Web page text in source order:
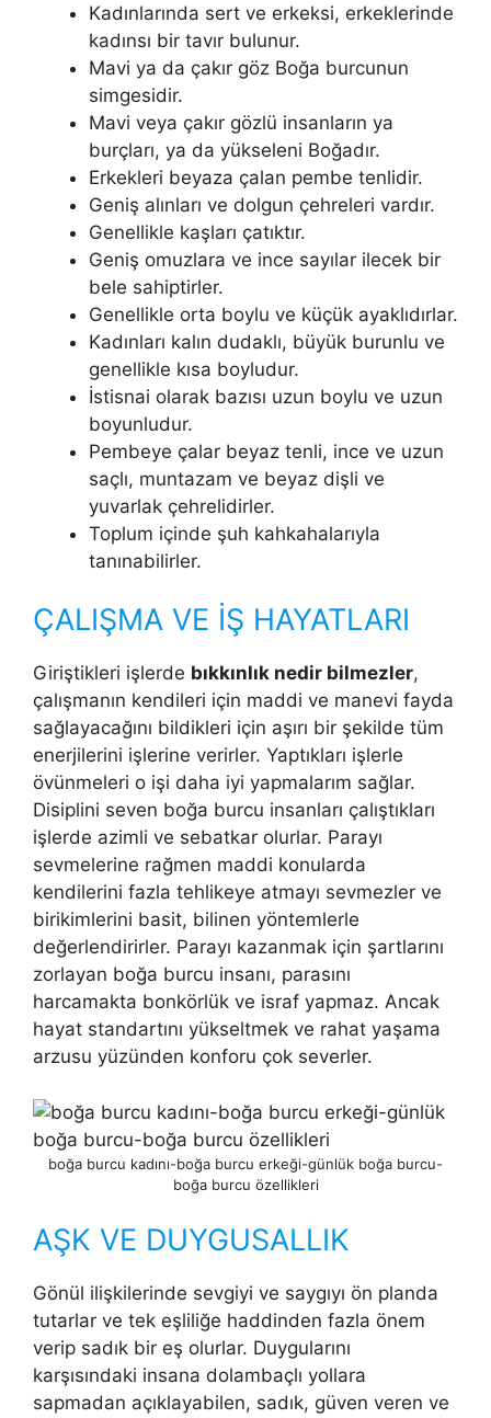
Kadınlarında sert ve erkeksi, erkeklerinde
kadınsı bir tavır bulunur.
Mavi ya da çakır göz Boğa burcunun
simgesidir.
Mavi veya çakır gözlü insanların ya
burçları, ya da yükseleni Boğadır.
Erkekleri beyaza çalan pembe tenlidir.
Geniş alınları ve dolgun çeh­releri vardır.
Genellikle kaşları çatıktır.
Geniş omuzlara ve ince sayılar ilecek bir
bele sahiptirler.
Genellikle orta boylu ve küçük ayaklıdırlar.
Kadınları kalın dudaklı, büyük burunlu ve
genellikle kısa boyludur.
İstisnai olarak bazısı uzun boylu ve uzun
boyunludur.
Pembeye çalar beyaz tenli, ince ve uzun
saçlı, muntazam ve beyaz dişli ve
yuvarlak çehrelidirler.
Toplum içinde şuh kahkahalarıyla
tanınabilirler.
ÇALIŞMA VE İŞ HAYATLARI
Giriştikleri işlerde bıkkınlık nedir bilmezler,
çalışmanın kendileri için maddi ve manevi fayda
sağlayacağını bildikleri için aşırı bir şekilde tüm
enerjilerini işlerine verirler. Yaptıkları işlerle
övünmeleri o işi daha iyi yapmalarım sağlar.
Disiplini seven boğa burcu insanları çalıştıkları
işlerde azimli ve sebatkar olurlar. Parayı
sevmelerine rağmen maddi konularda
kendilerini fazla tehlikeye atmayı sevmezler ve
birikimlerini basit, bilinen yöntemlerle
değerlendirirler. Parayı kazanmak için şartlarını
zorlayan boğa burcu insanı, parasını
harcamakta bonkörlük ve israf yapmaz. Ancak
hayat standartını yükseltmek ve rahat yaşama
arzusu yüzünden konforu çok severler.
boğa burcu kadını-boğa burcu erkeği-günlük boğa burcu-
boğa burcu özellikleri
AŞK VE DUYGUSALLIK
Gönül ilişkilerinde sevgiyi ve saygıyı ön planda
tutarlar ve tek eşliliğe haddinden fazla önem
verip sadık bir eş olurlar. Duygularını
karşısındaki insana dolambaçlı yollara
sapmadan açıklayabilen, sadık, güven veren ve